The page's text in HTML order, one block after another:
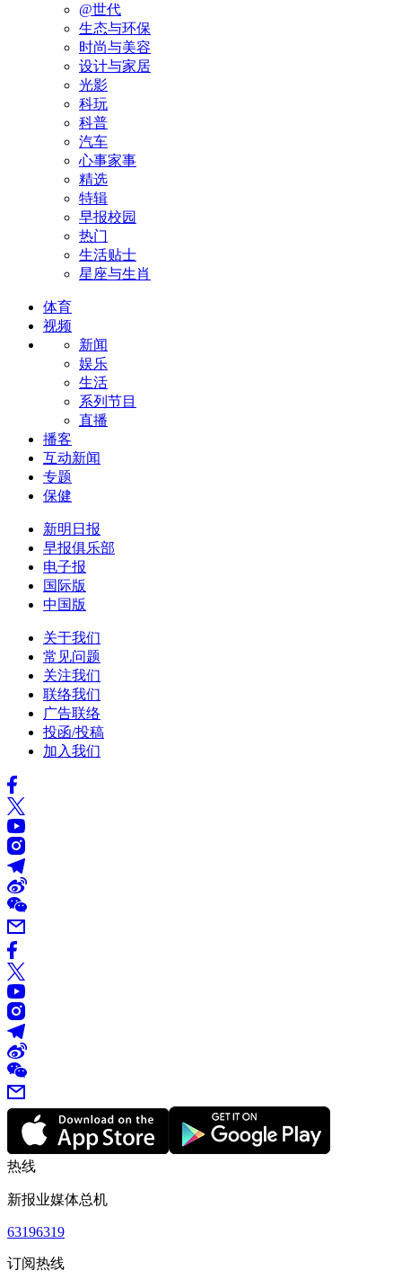
@世代
生态与环保
时尚与美容
设计与家居
光影
科玩
科普
汽车
心事家事
精选
特辑
早报校园
热门
生活贴士
星座与生肖
体育
视频
新闻
娱乐
生活
系列节目
直播
播客
互动新闻
专题
保健
新明日报
早报俱乐部
电子报
国际版
中国版
关于我们
常见问题
关注我们
联络我们
广告联络
投函/投稿
加入我们
热线
新报业媒体总机
63196319
订阅热线